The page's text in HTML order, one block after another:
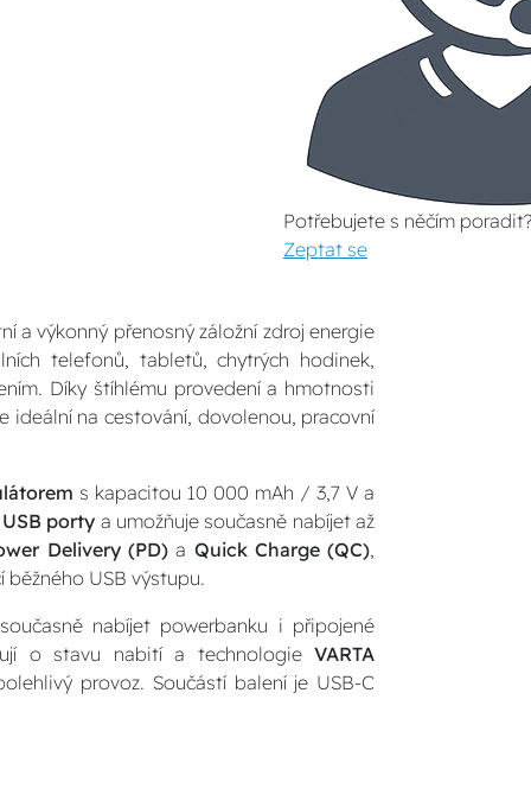
Potřebujete s něčím poradit?
Zeptat se
a výkonný přenosný záložní zdroj energie
telefonů, tabletů, chytrých hodinek,
Díky štíhlému provedení a hmotnosti
na cestování, dovolenou, pracovní
s kapacitou 10 000 mAh / 3,7 V a
USB porty a umožňuje současně nabíjet až
Delivery (PD)a Quick Charge (QC),
běžného USB výstupu.
nabíjet powerbanku i připojené
o stavu nabití a technologieVARTA
provoz. Součástí balení je USB-C